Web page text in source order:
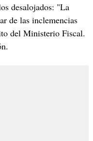
desalojados: "La
de las inclemencias
del Ministerio Fiscal.